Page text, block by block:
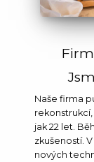
Naše firma
jak 22 let.
zkušeností.
nových